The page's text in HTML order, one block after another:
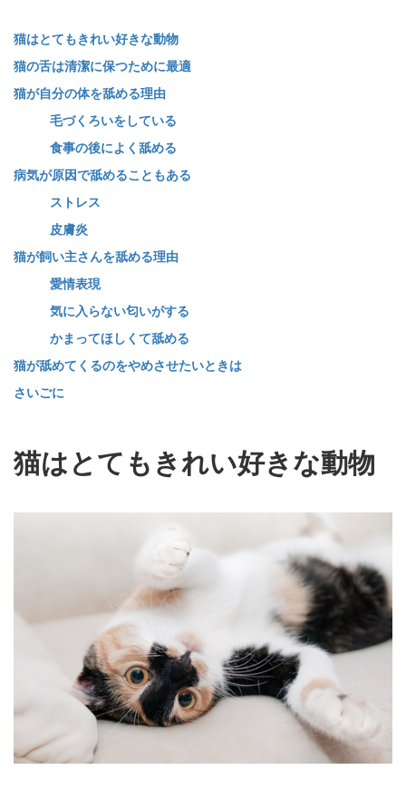
猫はとてもきれい好きな動物
猫の舌は清潔に保つために最適
猫が自分の体を舐める理由
毛づくろいをしている
食事の後によく舐める
病気が原因で舐めることもある
ストレス
皮膚炎
猫が飼い主さんを舐める理由
愛情表現
気に入らない匂いがする
かまってほしくて舐める
猫が舐めてくるのをやめさせたいときは
さいごに
猫はとてもきれい好きな動物